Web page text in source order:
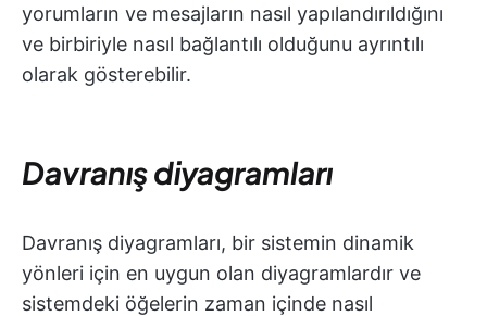
yorumların ve mesajların nasıl yapılandırıldığını
ve birbiriyle nasıl bağlantılı olduğunu ayrıntılı
olarak gösterebilir.
Davranış diyagramları
Davranış diyagramları, bir sistemin dinamik
yönleri için en uygun olan diyagramlardır ve
sistemdeki öğelerin zaman içinde nasıl